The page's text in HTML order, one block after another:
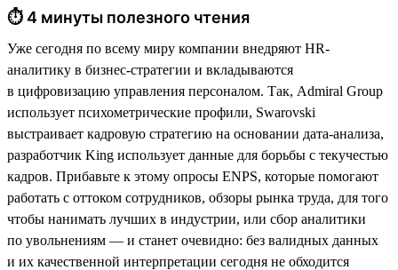
⏱ 4 минуты полезного чтения
Уже сегодня по всему миру компании внедряют HR-
аналитику в бизнес-стратегии и вкладываются
в цифровизацию управления персоналом. Так, Admiral Group
использует психометрические профили, Swarovski
выстраивает кадровую стратегию на основании дата-анализа,
разработчик King использует данные для борьбы с текучестью
кадров. Прибавьте к этому опросы ENPS, которые помогают
работать с оттоком сотрудников, обзоры рынка труда, для того
чтобы нанимать лучших в индустрии, или сбор аналитики
по увольнениям — и станет очевидно: без валидных данных
и их качественной интерпретации сегодня не обходится